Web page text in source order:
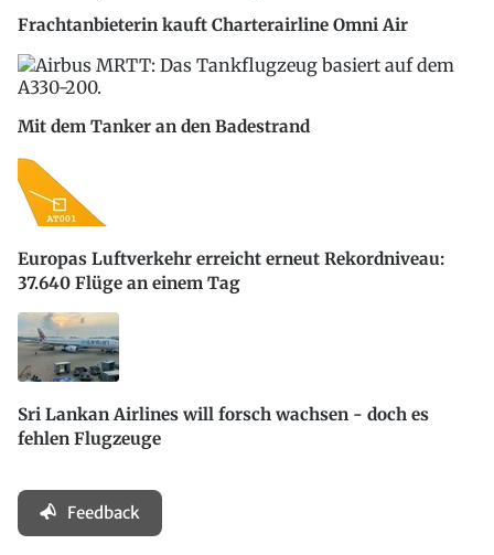
Frachtanbieterin kauft Charterairline Omni Air
Mit dem Tanker an den Badestrand
Europas Luftverkehr erreicht erneut Rekordniveau:
37.640 Flüge an einem Tag
Sri Lankan Airlines will forsch wachsen - doch es
fehlen Flugzeuge
Feedback